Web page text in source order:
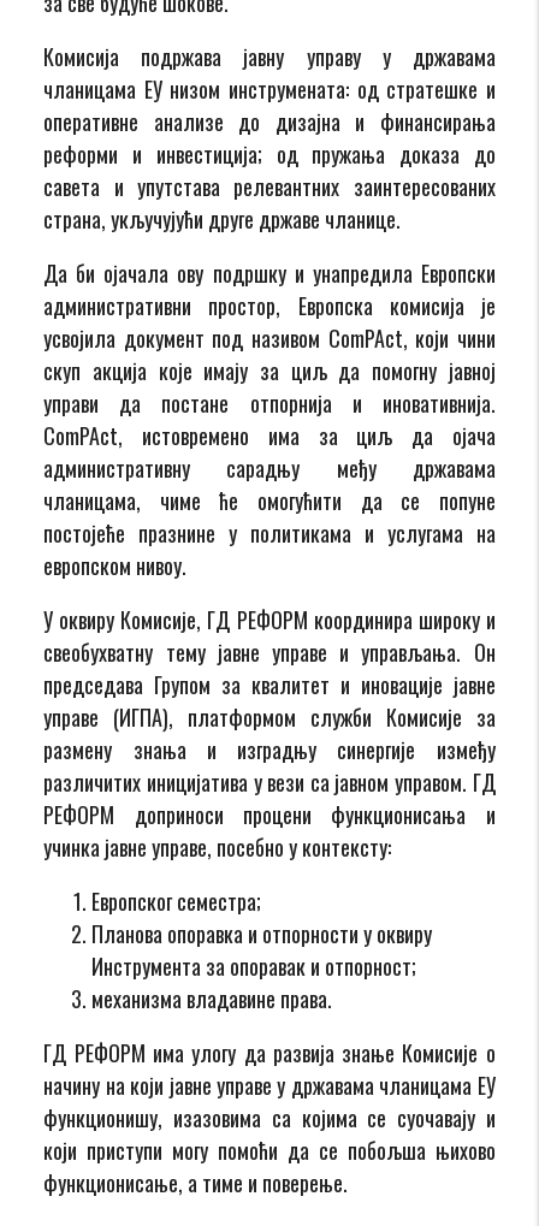
Комисија подржава јавну управу у државама
чланицама ЕУ низом инструмената: од стратешке и
оперативне анализе до дизајна и финансирања
реформи и инвестиција; од пружања доказа до
савета и упутстава релевантних заинтересованих
страна, укључујући друге државе чланице.
Да би ојачала ову подршку и унапредила Европски
административни простор, Европска комисија је
усвојила документ под називом ComPAct, који чини
скуп акција које имају за циљ да помогну јавној
управи да постане отпорнија и иновативнија.
ComPAct, истовремено има за циљ да ојача
административну сарадњу међу државама
чланицама, чиме ће омогућити да се попуне
постојеће празнине у политикама и услугама на
европском нивоу.
У оквиру Комисије, ГД РЕФОРМ координира широку и
свеобухватну тему јавне управе и управљања. Он
председава Групом за квалитет и иновације јавне
управе (ИГПА), платформом служби Комисије за
размену знања и изградњу синергије између
различитих иницијатива у вези са јавном управом. ГД
РЕФОРМ доприноси процени функционисања и
учинка јавне управе, посебно у контексту:
Европског семестра;
Планова опоравка и отпорности у оквиру
Инструмента за опоравак и отпорност;
механизма владавине права.
ГД РЕФОРМ има улогу да развија знање Комисије о
начину на који јавне управе у државама чланицама ЕУ
функционишу, изазовима са којима се суочавају и
који приступи могу помоћи да се побољша њихово
функционисање, а тиме и поверење.